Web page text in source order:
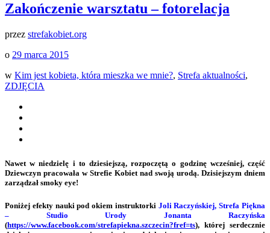
Zakończenie warsztatu – fotorelacja
przez strefakobiet.org
o 29 marca 2015
w Kim jest kobieta, która mieszka we mnie?, Strefa aktualności,
ZDJĘCIA
Nawet w niedzielę i to dziesiejszą, rozpoczętą o godzinę wcześniej, część
Dziewczyn pracowała w Strefie Kobiet nad swoją urodą. Dzisiejszym dniem
zarządzał smoky eye!
Poniżej efekty nauki pod okiem instruktorki Joli Raczyńskiej, Strefa Piękna
– Studio Urody Jonanta Raczyńska
(https://www.facebook.com/strefapiekna.szczecin?fref=ts), której serdecznie